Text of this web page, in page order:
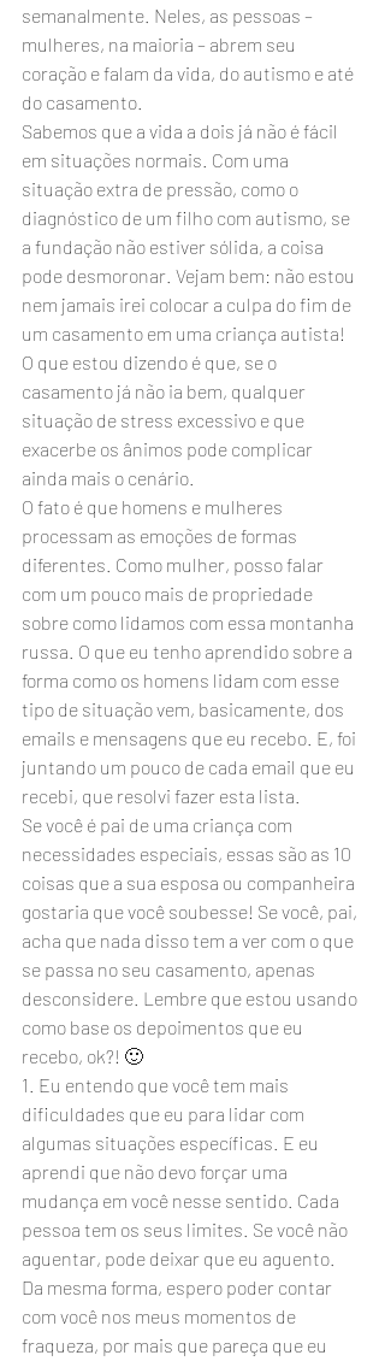
semanalmente. Neles, as pessoas –
mulheres, na maioria – abrem seu
coração e falam da vida, do autismo e até
do casamento.
Sabemos que a vida a dois já não é fácil
em situações normais. Com uma
situação extra de pressão, como o
diagnóstico de um filho com autismo, se
a fundação não estiver sólida, a coisa
pode desmoronar. Vejam bem: não estou
nem jamais irei colocar a culpa do fim de
um casamento em uma criança autista!
O que estou dizendo é que, se o
casamento já não ia bem, qualquer
situação de stress excessivo e que
exacerbe os ânimos pode complicar
ainda mais o cenário.
O fato é que homens e mulheres
processam as emoções de formas
diferentes. Como mulher, posso falar
com um pouco mais de propriedade
sobre como lidamos com essa montanha
russa. O que eu tenho aprendido sobre a
forma como os homens lidam com esse
tipo de situação vem, basicamente, dos
emails e mensagens que eu recebo. E, foi
juntando um pouco de cada email que eu
recebi, que resolvi fazer esta lista.
Se você é pai de uma criança com
necessidades especiais, essas são as 10
coisas que a sua esposa ou companheira
gostaria que você soubesse! Se você, pai,
acha que nada disso tem a ver com o que
se passa no seu casamento, apenas
desconsidere. Lembre que estou usando
como base os depoimentos que eu
recebo, ok?! 🙂
1. Eu entendo que você tem mais
dificuldades que eu para lidar com
algumas situações específicas. E eu
aprendi que não devo forçar uma
mudança em você nesse sentido. Cada
pessoa tem os seus limites. Se você não
aguentar, pode deixar que eu aguento.
Da mesma forma, espero poder contar
com você nos meus momentos de
fraqueza, por mais que pareça que eu